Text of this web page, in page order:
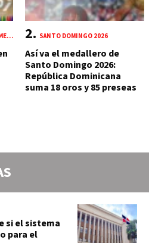
ORGANIZACIÓN DE ESTADOS AMERICANOS (OEA) SANTO DOMINGO 2026
Así va el medallero de
Santo Domingo 2026:
República Dominicana
suma 18 oros y 85 preseas
si el sistema
para el